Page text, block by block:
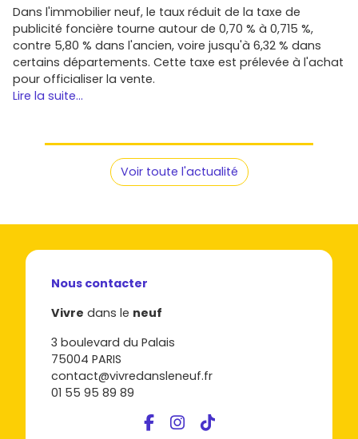
Dans l'immobilier neuf, le taux réduit de la taxe de
publicité foncière tourne autour de 0,70 % à 0,715 %,
contre 5,80 % dans l'ancien, voire jusqu'à 6,32 % dans
certains départements. Cette taxe est prélevée à l'achat
pour officialiser la vente.
Lire la suite...
Voir toute l'actualité
Nous contacter
Vivre dans le neuf
3 boulevard du Palais
75004 PARIS
contact@vivredansleneuf.fr
01 55 95 89 89